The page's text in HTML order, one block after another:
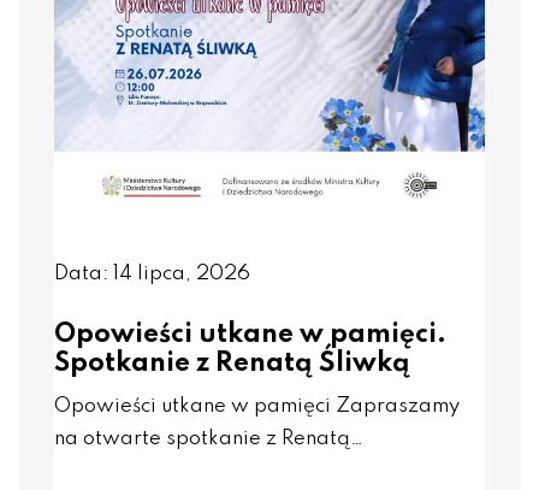
Data: 14 lipca, 2026
Opowieści utkane w pamięci.
Spotkanie z Renatą Śliwką
Opowieści utkane w pamięci Zapraszamy
na otwarte spotkanie z Renatą…